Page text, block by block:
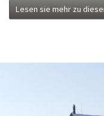
Lesen sie mehr zu